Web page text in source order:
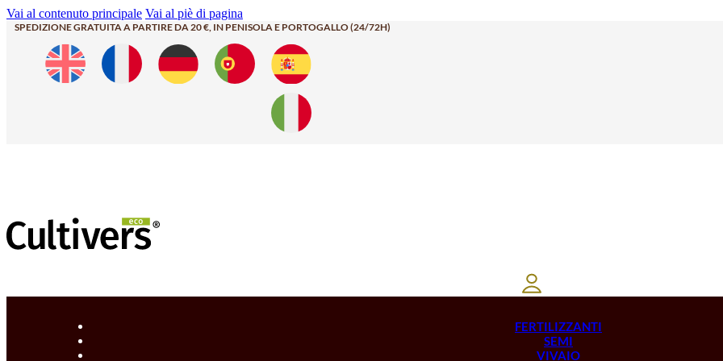
Vai al contenuto principale Vai al piè di pagina
SPEDIZIONE GRATUITA A PARTIRE DA 20 €, IN PENISOLA E PORTOGALLO (24/72H)
FERTILIZZANTI
SEMI
VIVAIO